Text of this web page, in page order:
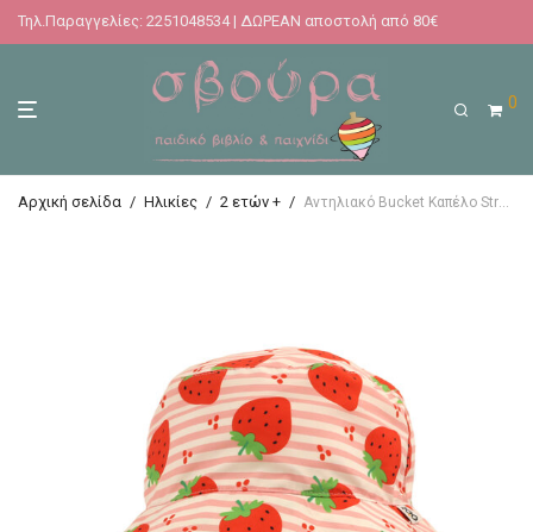
Τηλ.Παραγγελίες: 2251048534 | ΔΩΡΕΑΝ αποστολή από 80€
0
Αρχική σελίδα / Ηλικίες / 2 ετών + / Αντηλιακό Bucket Καπέλο Strawberry 2-5 ετών